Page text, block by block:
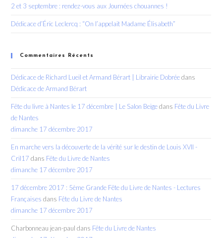
2 et 3 septembre : rendez-vous aux Journées chouannes !
Dédicace d’Éric Leclercq : “On l’appelait Madame Élisabeth”
Commentaires Récents
Dédicace de Richard Lueil et Armand Bérart | Librairie Dobréedans
Dédicace de Armand Bérart
Fête du livre à Nantes le 17 décembre | Le Salon Beigedans Fête du Livre
de Nantes
dimanche 17 décembre 2017
En marche vers la découverte de la vérité sur le destin de Louis XVII -
Cril17 dans Fête du Livre de Nantes
dimanche 17 décembre 2017
17 décembre 2017 : 5ème Grande Fête du Livre de Nantes - Lectures
Françaises dans Fête du Livre de Nantes
dimanche 17 décembre 2017
Charbonneau jean-paul dans Fête du Livre de Nantes